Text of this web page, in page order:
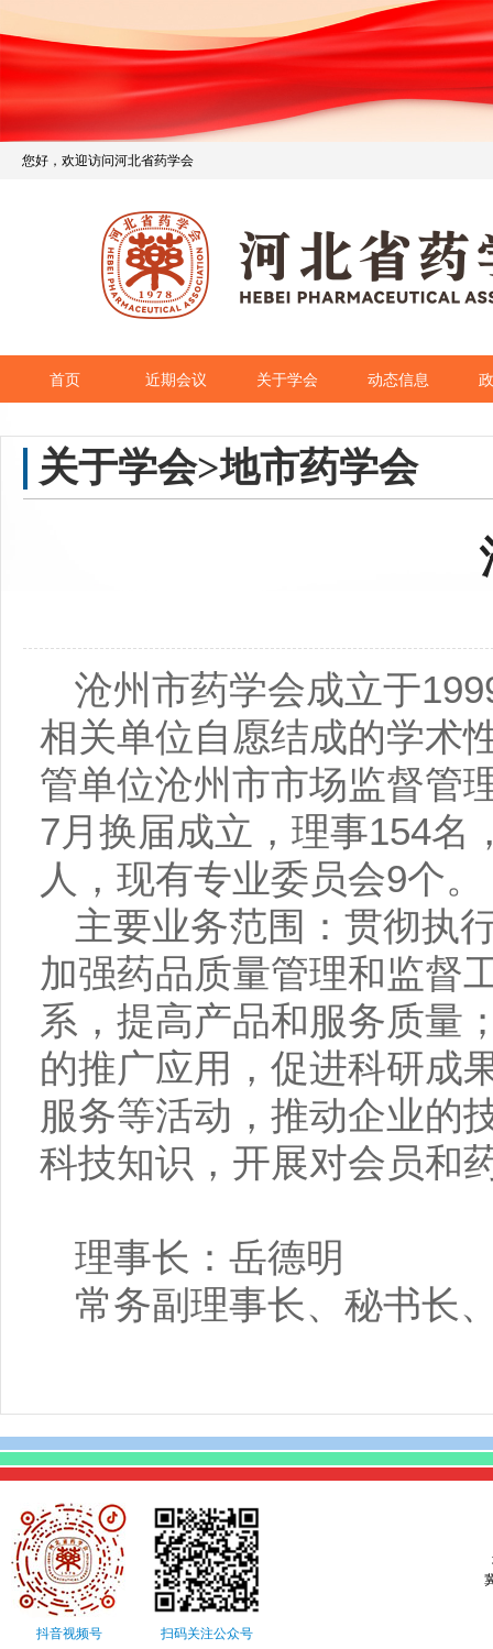
您好，欢迎访问河北省药学会
首页 近期会议 关于学会 动态信息
关于学会>地市药学会
沧州市药学会成立于
相关单位自愿结成的学术
管单位沧州市市场监督管
7月换届成立，理事154名
人，现有专业委员会9个。
主要业务范围：贯彻执
加强药品质量管理和监督
系，提高产品和服务质量
的推广应用，促进科研成
服务等活动，推动企业的
科技知识，开展对会员和
理事长：岳德明
常务副理事长、秘书长
抖音视频号 扫码关注公众号